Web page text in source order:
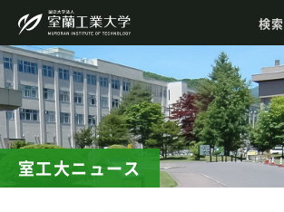
検索
室工大ニュース